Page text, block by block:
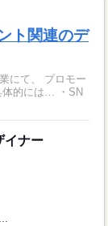
ト関連のデ
にて、 プロモー
イナー